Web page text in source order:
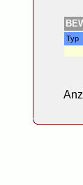
Typ